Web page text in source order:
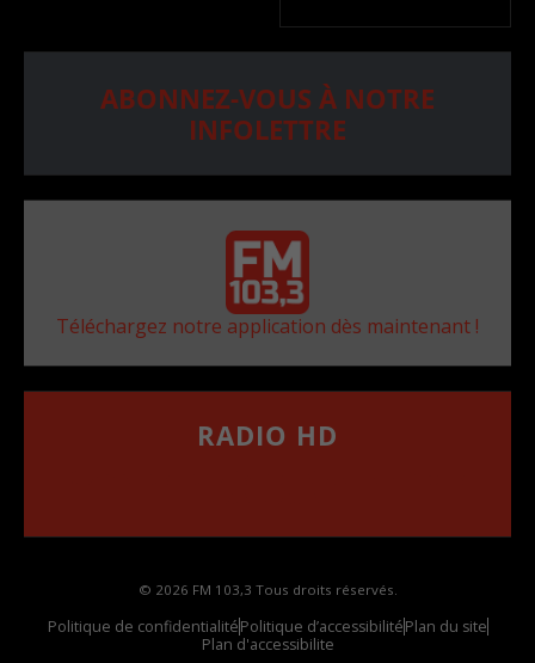
ABONNEZ-VOUS À NOTRE
INFOLETTRE
Téléchargez notre application dès maintenant !
RADIO HD
© 2026 FM 103,3 Tous droits réservés.
Politique de confidentialitéPolitique d’accessibilitéPlan du site
Plan d'accessibilite